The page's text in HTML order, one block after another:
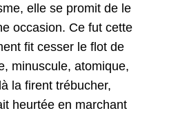
elle se promit de le
occa­sion. Ce fut cette
fit cess­er le flot de
minus­cule, atom­ique,
la firent trébuch­er,
heurtée en marchant